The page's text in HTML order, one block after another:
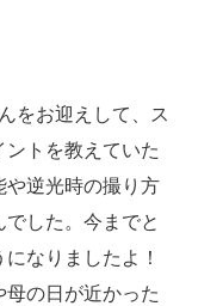
をお迎えして、ス
トを教えていた
逆光時の撮り方
した。今までと
なりましたよ！
の日が近かった